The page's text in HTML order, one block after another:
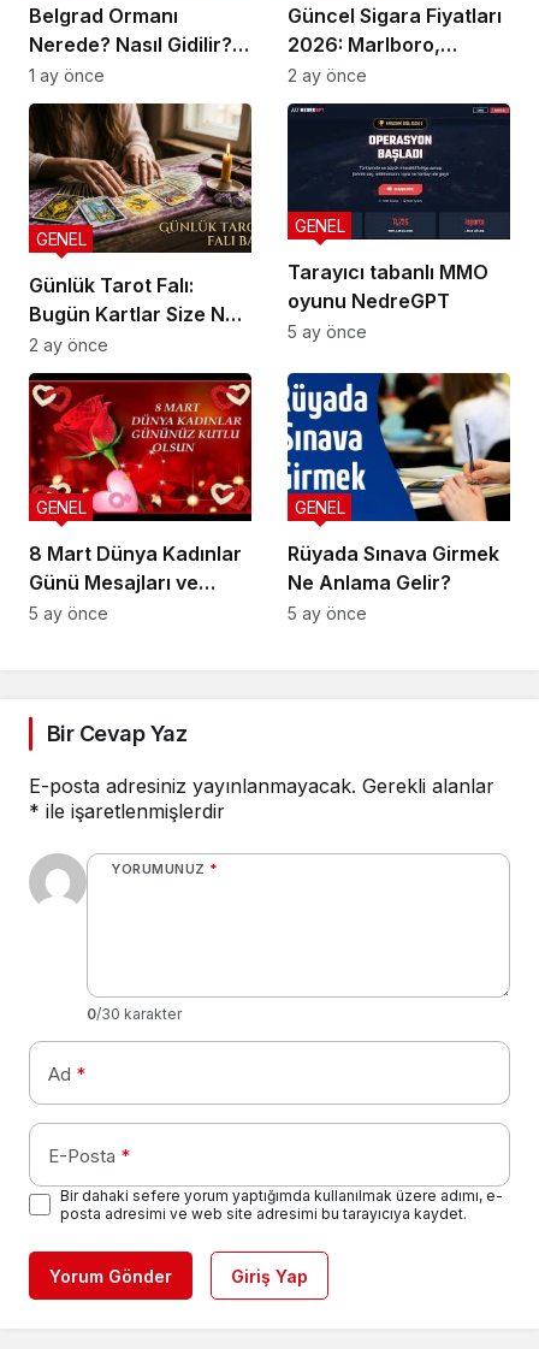
Belgrad Ormanı
Nerede? Nasıl Gidilir?
Güncel Gezi Rehberi
1 ay önce
Güncel Sigara Fiyatları
2026: Marlboro,
Parliament, Winston,
Camel ve Tüm Sigara
Markalarının Zamlı
Fiyat Listesi
2 ay önce
Günlük Tarot Falı:
Bugün Kartlar Size Ne
Söylüyor?
GENEL
2 ay önce
Tarayıcı tabanlı MMO
oyunu NedreGPT
GENEL
5 ay önce
8 Mart Dünya Kadınlar
Günü Mesajları ve
Sözleri
GENEL
5 ay önce
Rüyada Sınava Girmek
Ne Anlama Gelir?
GENEL
5 ay önce
Bir Cevap Yaz
E-posta adresiniz yayınlanmayacak. Gerekli alanlar
* ile işaretlenmişlerdir
YORUMUNUZ *
0/30 karakter
Ad *
E-Posta *
Bir dahaki sefere yorum yaptığımda kullanılmak üzere adımı, e-
posta adresimi ve web site adresimi bu tarayıcıya kaydet.
Yorum Gönder Giriş Yap